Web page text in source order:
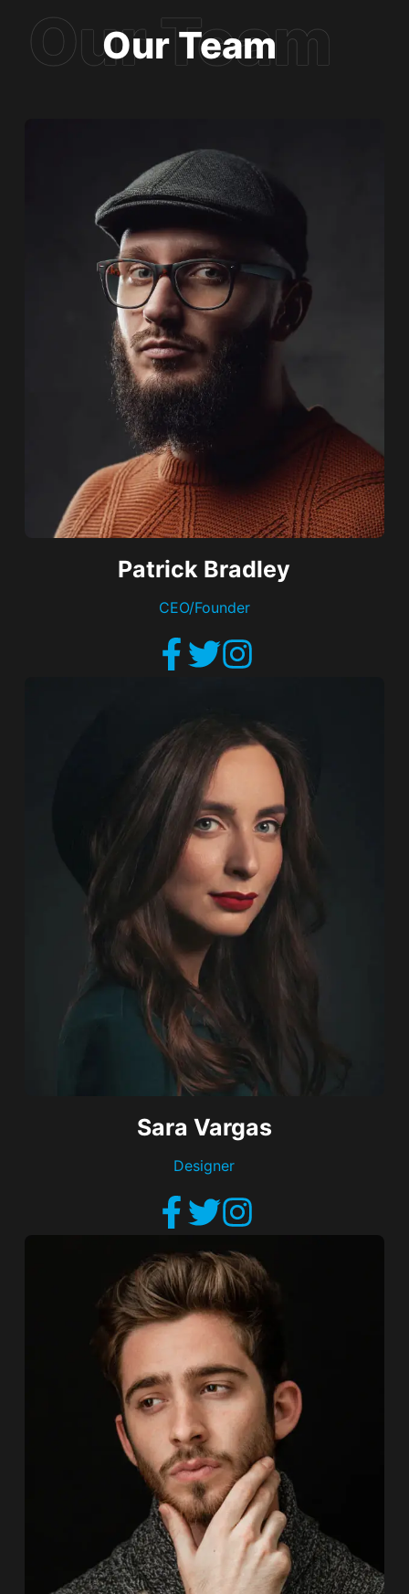
Our Team
Patrick Bradley
CEO/Founder
Sara Vargas
Designer